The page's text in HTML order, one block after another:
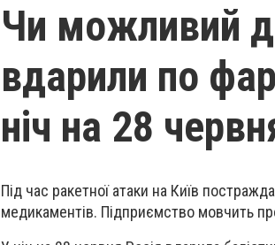
Чи можливий
вдарили по
ніч на 28
Під час ракетної атаки на Київ
медикаментів. Підприємство мовчить